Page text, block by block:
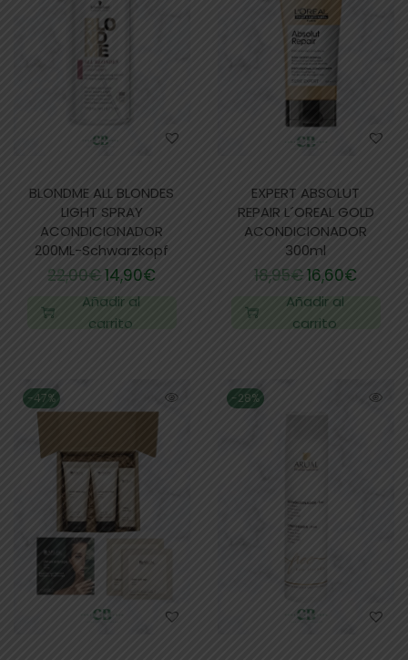
BLONDME ALL BLONDES
LIGHT SPRAY
ACONDICIONADOR
200ML-Schwarzkopf
22,00€14,90€
Añadir al
carrito
EXPERT ABSOLUT
REPAIR L´OREAL GOLD
ACONDICIONADOR
300ml
18,95€16,60€
Añadir al
carrito
-47% -28%